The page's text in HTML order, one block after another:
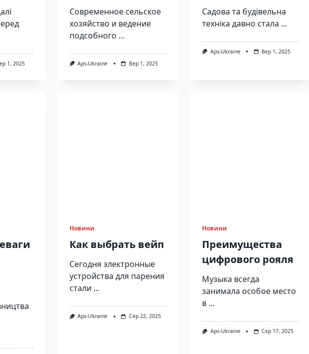
1, 2025
Современное сельское
хозяйство и ведение
подсобного ...
Aps-Ukraine Вер 1, 2025
Садова та будівельна
техніка давно стала ...
Aps-Ukraine Вер 1, 2025
Новини
Как выбрать вейп
Сегодня электронные
устройства для парения
стали ...
Aps-Ukraine Сер 22, 2025
Новини
Преимущества
цифрового рояля
Музыка всегда
занимала особое место
в ...
Aps-Ukraine Сер 17, 2025